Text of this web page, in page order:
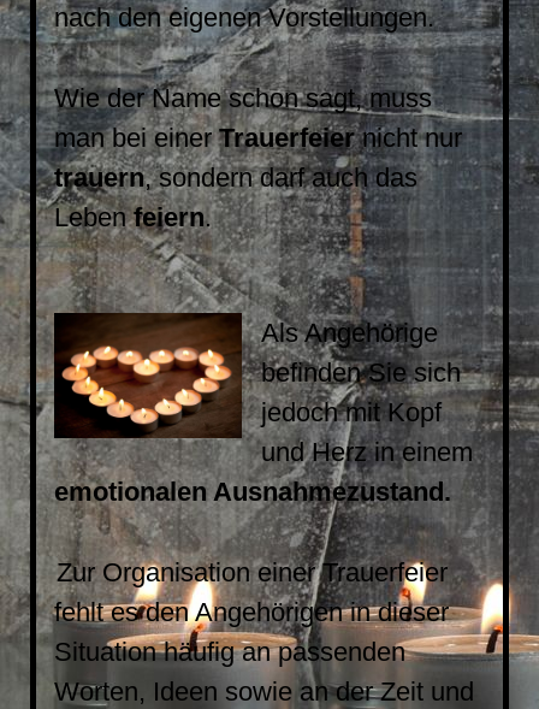
nach den eigenen Vorstellungen.
Wie der Name schon sagt, muss
man bei einerTrauerfeiernicht nur
trauern, sondern darf auch das
Lebenfeiern.
Als Angehörige
befinden Sie sich
jedoch mit Kopf
und Herz in einem
emotionalen Ausnahmezustand.
Zur Organisation einer Trauerfeier
fehlt es den Angehörigen in dieser
Situation häufig an passenden
Worten, Ideen sowie an der Zeit und